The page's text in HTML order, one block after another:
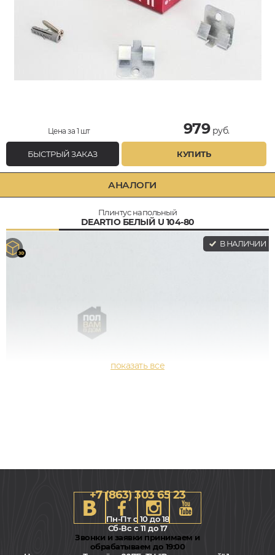
Цена за 1 шт 979руб.
БЫСТРЫЙ ЗАКАЗ КУПИТЬ
АНАЛОГИ
Плинтус напольный
DEARTIO БЕЛЫЙ U 104-80
В НАЛИЧИИ
+7 (863) 303 65 23
Пн-Пт с 10 до 18
Сб-Вс с 11 до 17
Звонки и заявки принимаем и
обрабатываем до 19:00